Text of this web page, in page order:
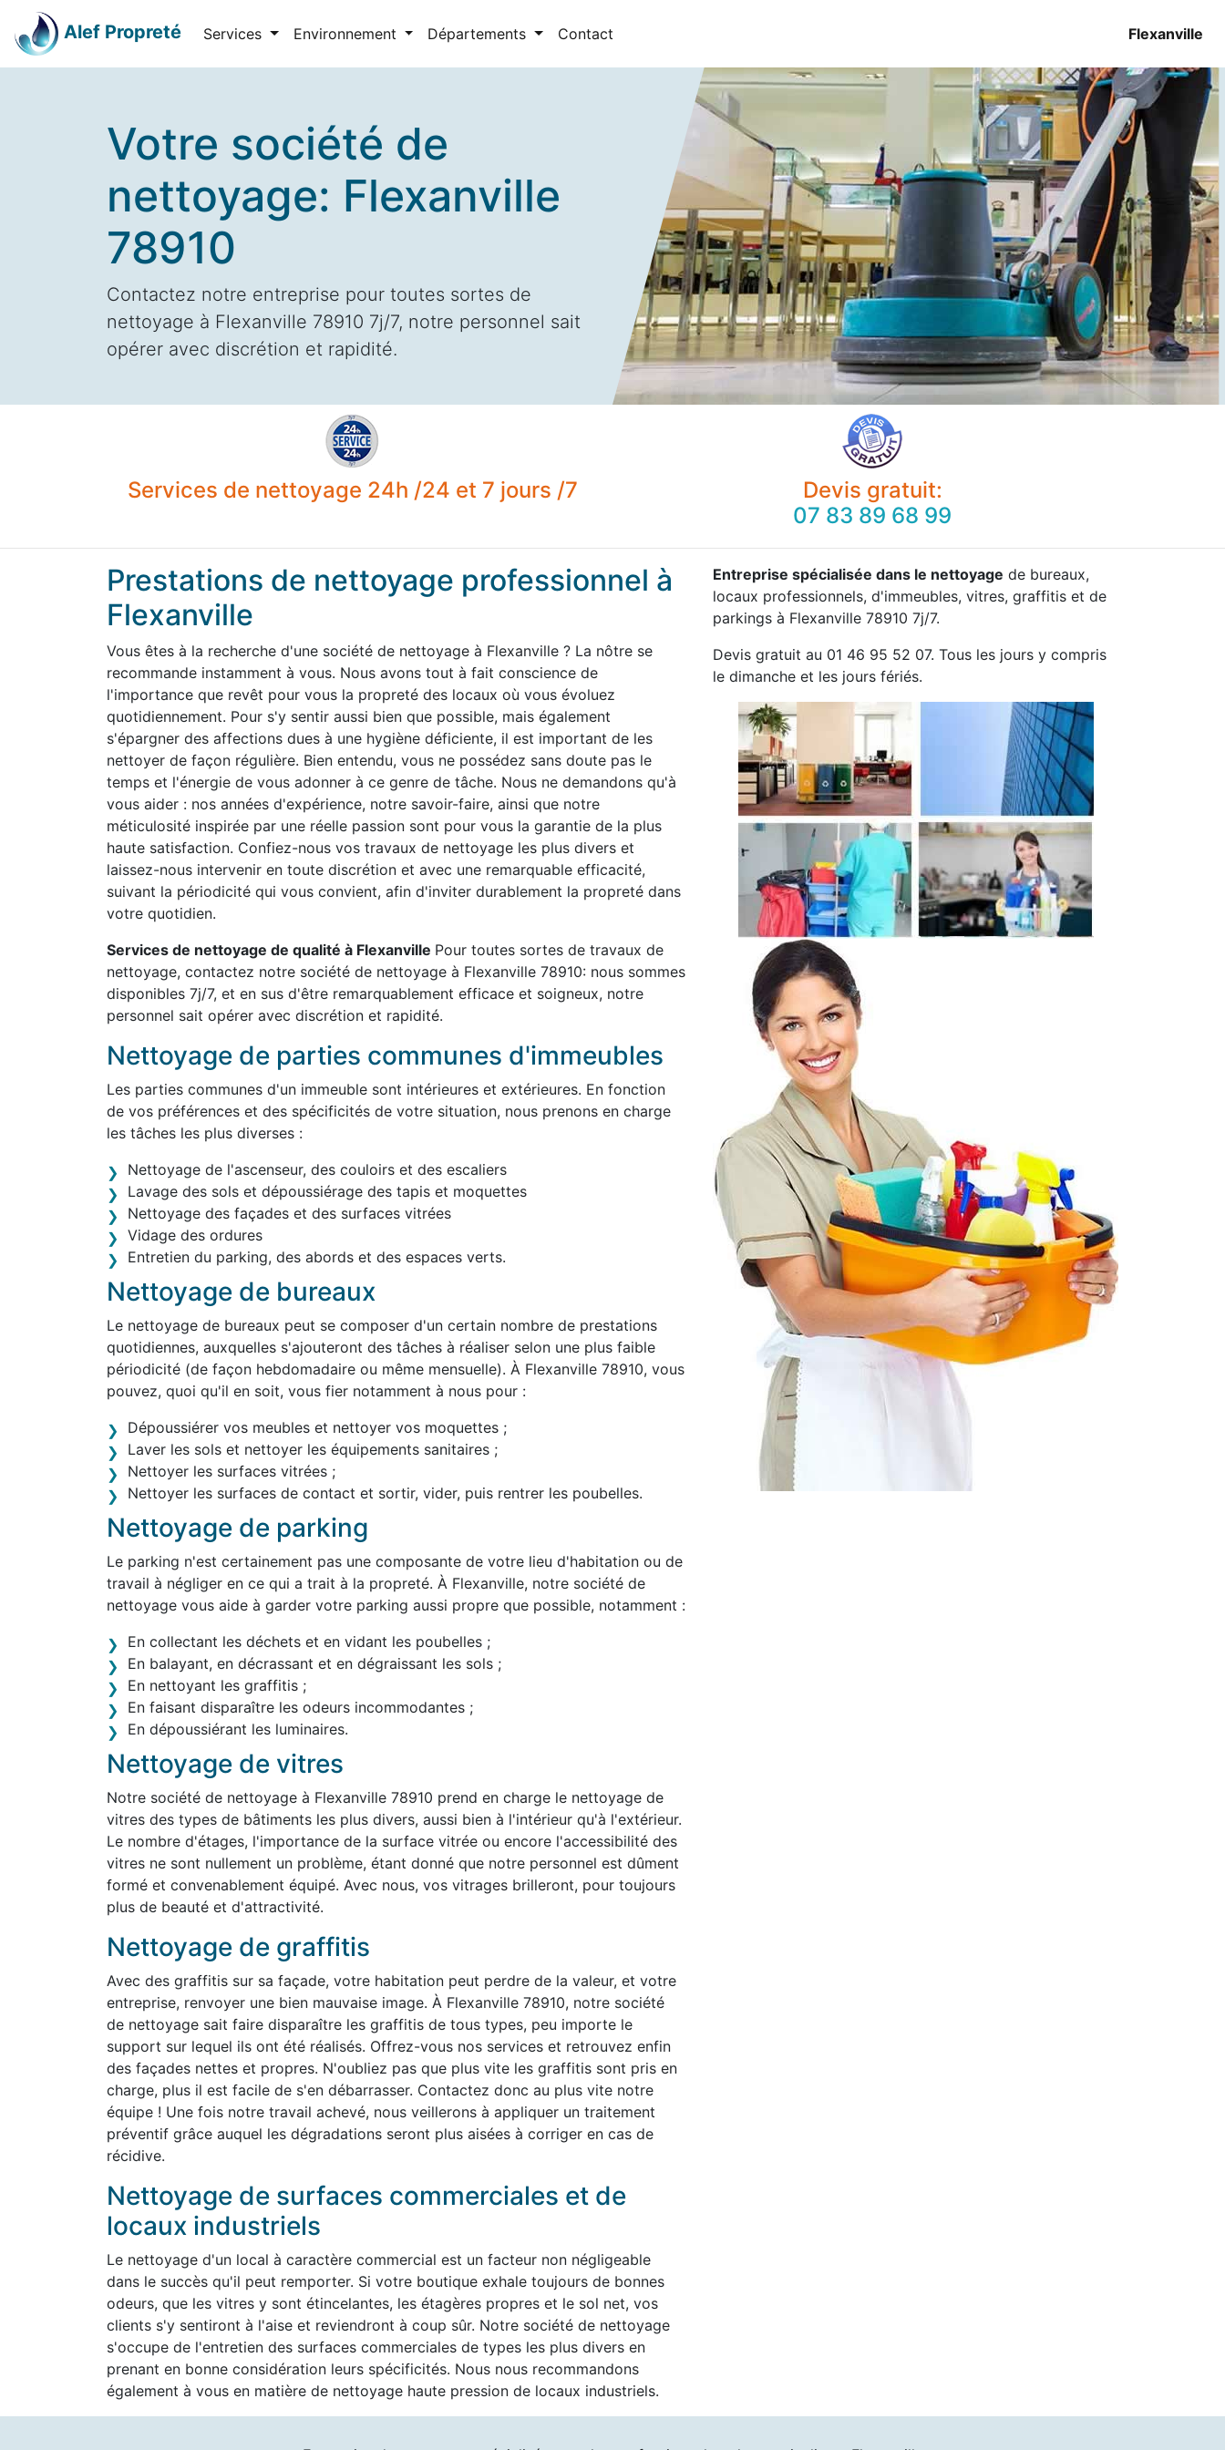
Alef Propreté Services Environnement Départements Contact Flexanville
Votre société de
nettoyage: Flexanville
78910
Contactez notre entreprise pour toutes sortes de
nettoyage à Flexanville 78910 7j/7, notre personnel sait
opérer avec discrétion et rapidité.
Services de nettoyage 24h /24 et 7 jours /7
Devis gratuit:
07 83 89 68 99
Prestations de nettoyage professionnel à
Flexanville
Vous êtes à la recherche d'une société de nettoyage à Flexanville ? La nôtre se
recommande instamment à vous. Nous avons tout à fait conscience de
l'importance que revêt pour vous la propreté des locaux où vous évoluez
quotidiennement. Pour s'y sentir aussi bien que possible, mais également
s'épargner des affections dues à une hygiène déficiente, il est important de les
nettoyer de façon régulière. Bien entendu, vous ne possédez sans doute pas le
temps et l'énergie de vous adonner à ce genre de tâche. Nous ne demandons qu'à
vous aider : nos années d'expérience, notre savoir-faire, ainsi que notre
méticulosité inspirée par une réelle passion sont pour vous la garantie de la plus
haute satisfaction. Confiez-nous vos travaux de nettoyage les plus divers et
laissez-nous intervenir en toute discrétion et avec une remarquable efficacité,
suivant la périodicité qui vous convient, afin d'inviter durablement la propreté dans
votre quotidien.
Services de nettoyage de qualité à Flexanville Pour toutes sortes de travaux de
nettoyage, contactez notre société de nettoyage à Flexanville 78910: nous sommes
disponibles 7j/7, et en sus d'être remarquablement efficace et soigneux, notre
personnel sait opérer avec discrétion et rapidité.
Nettoyage de parties communes d'immeubles
Les parties communes d'un immeuble sont intérieures et extérieures. En fonction
de vos préférences et des spécificités de votre situation, nous prenons en charge
les tâches les plus diverses :
Nettoyage de l'ascenseur, des couloirs et des escaliers
Lavage des sols et dépoussiérage des tapis et moquettes
Nettoyage des façades et des surfaces vitrées
Vidage des ordures
Entretien du parking, des abords et des espaces verts.
Nettoyage de bureaux
Le nettoyage de bureaux peut se composer d'un certain nombre de prestations
quotidiennes, auxquelles s'ajouteront des tâches à réaliser selon une plus faible
périodicité (de façon hebdomadaire ou même mensuelle). À Flexanville 78910, vous
pouvez, quoi qu'il en soit, vous fier notamment à nous pour :
Dépoussiérer vos meubles et nettoyer vos moquettes ;
Laver les sols et nettoyer les équipements sanitaires ;
Nettoyer les surfaces vitrées ;
Nettoyer les surfaces de contact et sortir, vider, puis rentrer les poubelles.
Nettoyage de parking
Le parking n'est certainement pas une composante de votre lieu d'habitation ou de
travail à négliger en ce qui a trait à la propreté. À Flexanville, notre société de
nettoyage vous aide à garder votre parking aussi propre que possible, notamment :
En collectant les déchets et en vidant les poubelles ;
En balayant, en décrassant et en dégraissant les sols ;
En nettoyant les graffitis ;
En faisant disparaître les odeurs incommodantes ;
En dépoussiérant les luminaires.
Nettoyage de vitres
Notre société de nettoyage à Flexanville 78910 prend en charge le nettoyage de
vitres des types de bâtiments les plus divers, aussi bien à l'intérieur qu'à l'extérieur.
Le nombre d'étages, l'importance de la surface vitrée ou encore l'accessibilité des
vitres ne sont nullement un problème, étant donné que notre personnel est dûment
formé et convenablement équipé. Avec nous, vos vitrages brilleront, pour toujours
plus de beauté et d'attractivité.
Nettoyage de graffitis
Avec des graffitis sur sa façade, votre habitation peut perdre de la valeur, et votre
entreprise, renvoyer une bien mauvaise image. À Flexanville 78910, notre société
de nettoyage sait faire disparaître les graffitis de tous types, peu importe le
support sur lequel ils ont été réalisés. Offrez-vous nos services et retrouvez enfin
des façades nettes et propres. N'oubliez pas que plus vite les graffitis sont pris en
charge, plus il est facile de s'en débarrasser. Contactez donc au plus vite notre
équipe ! Une fois notre travail achevé, nous veillerons à appliquer un traitement
préventif grâce auquel les dégradations seront plus aisées à corriger en cas de
récidive.
Nettoyage de surfaces commerciales et de
locaux industriels
Le nettoyage d'un local à caractère commercial est un facteur non négligeable
dans le succès qu'il peut remporter. Si votre boutique exhale toujours de bonnes
odeurs, que les vitres y sont étincelantes, les étagères propres et le sol net, vos
clients s'y sentiront à l'aise et reviendront à coup sûr. Notre société de nettoyage
s'occupe de l'entretien des surfaces commerciales de types les plus divers en
prenant en bonne considération leurs spécificités. Nous nous recommandons
également à vous en matière de nettoyage haute pression de locaux industriels.
Entreprise spécialisée dans le nettoyage de bureaux,
locaux professionnels, d'immeubles, vitres, graffitis et de
parkings à Flexanville 78910 7j/7.
Devis gratuit au 01 46 95 52 07. Tous les jours y compris
le dimanche et les jours fériés.